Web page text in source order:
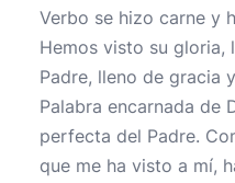
Verbo se hizo carne y
Hemos visto su gloria,
Padre, lleno de gracia
Palabra encarnada de
perfecta del Padre.
que me ha visto a mí,